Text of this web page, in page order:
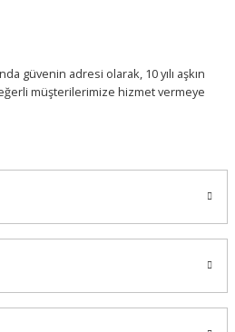
güvenin adresi olarak, 10 yılı aşkın
müşterilerimize hizmet vermeye